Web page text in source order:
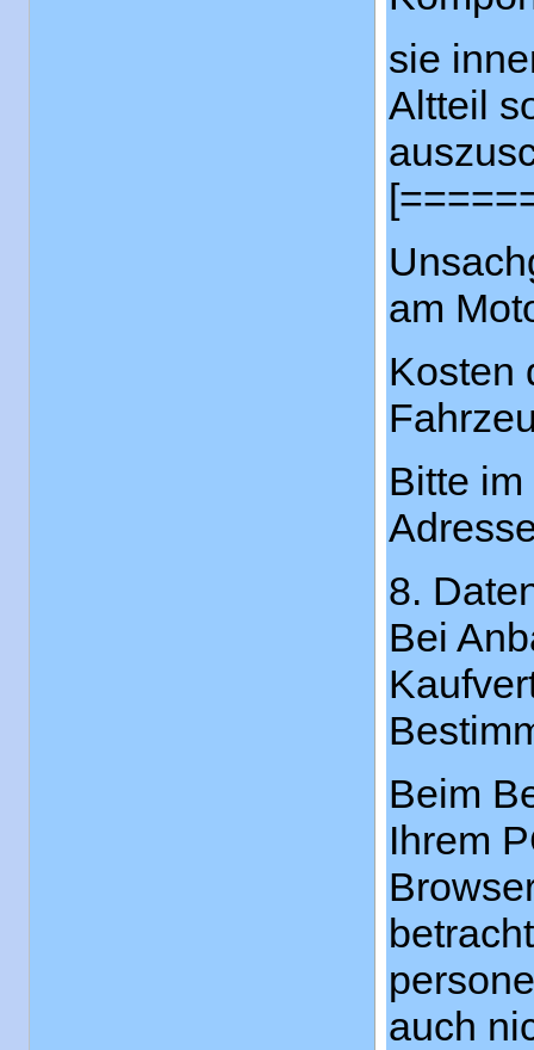
sie
Altteil
am
Kosten
Bitte
8.
Bei
Beim
Ihrem
auch